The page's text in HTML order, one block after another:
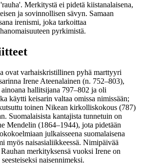
Merkitystä ei pidetä kiistanalaisena,
ja sovinnollisen sävyn. Samaan
irenismi, joka tarkoittaa
pyrkimistä.
ovat varhaiskristillinen pyhä marttyyri
Irene Ateenalainen (n. 752–803),
hallitsijana 797–802 ja oli
käytti keisarin valtaa omissa nimissään;
toinen Nikean kirkolliskokous (787)
Suomalaisista kantajista tunnetuin on
Mendelin (1864–1944), jota pidetään
julkaisseena suomalaisena
myös naisasialiikkeessä. Nimipäivää
merkityksensä vuoksi Irene on
naisennimeksi.